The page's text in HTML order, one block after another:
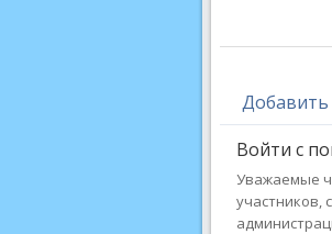
Войти с
Уважаемые
участников,